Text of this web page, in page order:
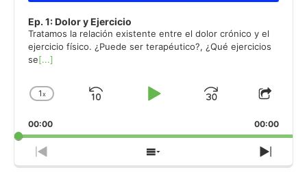
Ep. 1: Dolor y Ejercicio
Tratamos la relación existente entre el dolor crónico y el
ejercicio físico. ¿Puede ser terapéutico?, ¿Qué ejercicios
se[...]
Change
Rate
1x
Skip
Play
Jump
Forward
Share
00:00 00:00
Previous
Episode
Show
Episodes
Next